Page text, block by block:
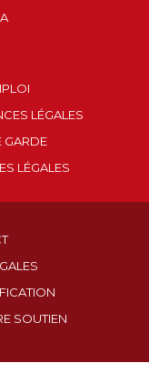
LÉGALES
GARDE
LÉGALES
SOUTIEN